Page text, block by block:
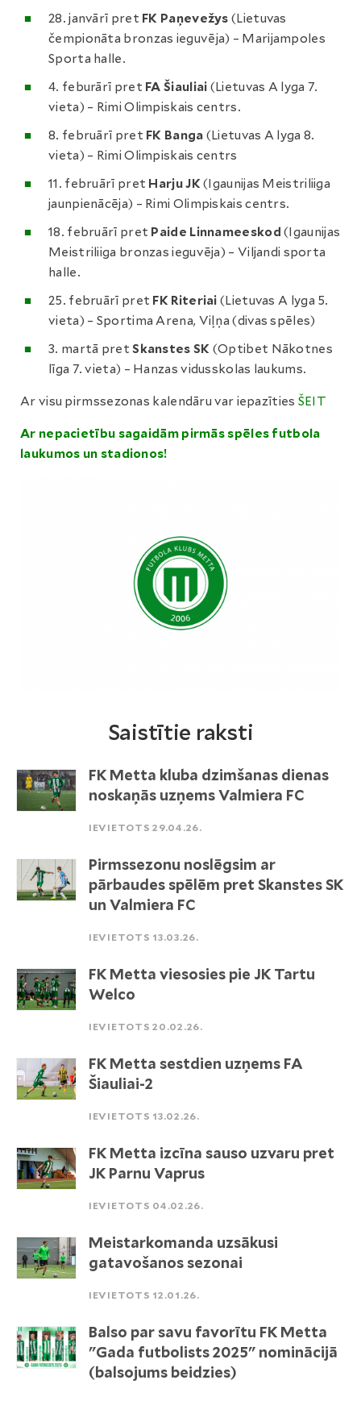
28. janvārī pret FK Paņevežys(Lietuvas
čempionāta bronzas ieguvēja) – Marijampoles
Sporta halle.
4. feburārī pret FA Šiauliai (Lietuvas A lyga 7.
vieta) – Rimi Olimpiskais centrs.
8. februārī pret FK Banga (Lietuvas A lyga 8.
vieta) – Rimi Olimpiskais centrs
11. februārī pret Harju JK (Igaunijas Meistriliiga
jaunpienācēja) – Rimi Olimpiskais centrs.
18. februārī pret Paide Linnameeskod (Igaunijas
Meistriliiga bronzas ieguvēja) – Viljandi sporta
halle.
25. februārī pret FK Riteriai(Lietuvas A lyga 5.
vieta) – Sportima Arena, Viļņa (divas spēles)
3. martā pretSkanstes SK (Optibet Nākotnes
līga 7. vieta) – Hanzas vidusskolas laukums.
Ar visu pirmssezonas kalendāru var iepazīties ŠEIT
Ar nepacietību sagaidām pirmās spēles futbola
laukumos un stadionos!
Saistītie raksti
FK Metta kluba dzimšanas dienas
noskaņās uzņems Valmiera FC
IEVIETOTS 29.04.26.
Pirmssezonu noslēgsim ar
pārbaudes spēlēm pret Skanstes SK
un Valmiera FC
IEVIETOTS 13.03.26.
FK Metta viesosies pie JK Tartu
Welco
IEVIETOTS 20.02.26.
FK Metta sestdien uzņems FA
Šiauliai-2
IEVIETOTS 13.02.26.
FK Metta izcīna sauso uzvaru pret
JK Parnu Vaprus
IEVIETOTS 04.02.26.
Meistarkomanda uzsākusi
gatavošanos sezonai
IEVIETOTS 12.01.26.
Balso par savu favorītu FK Metta
"Gada futbolists 2025" nominācijā
(balsojums beidzies)